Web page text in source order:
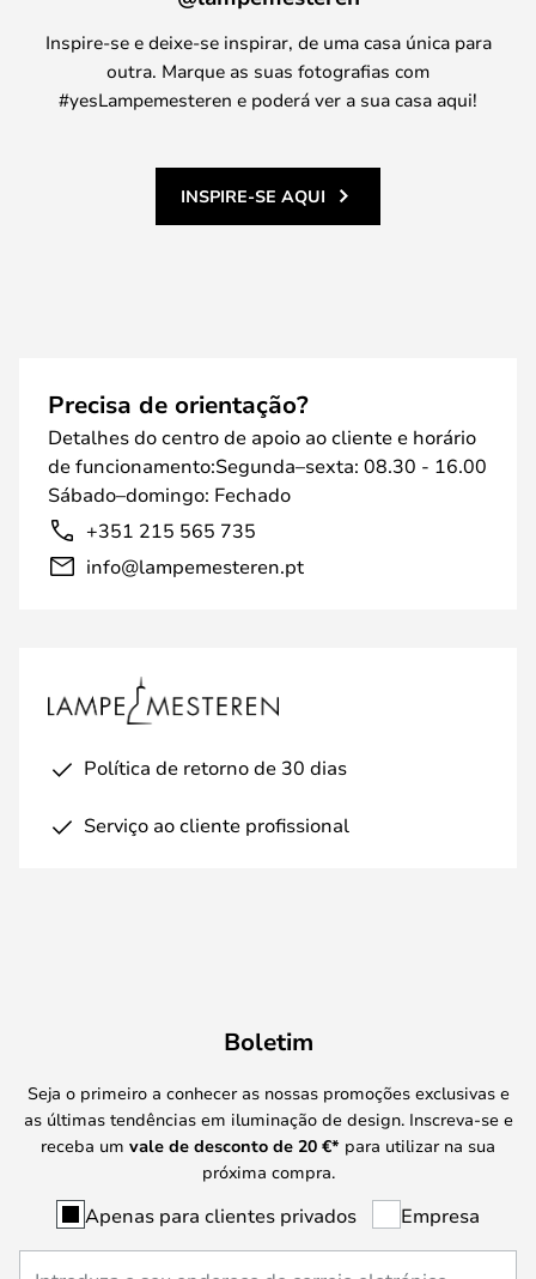
Inspire-se e deixe-se inspirar, de uma casa única para
outra. Marque as suas fotografias com
#yesLampemesteren e poderá ver a sua casa aqui!
INSPIRE-SE AQUI
Precisa de orientação?
Detalhes do centro de apoio ao cliente e horário
de funcionamento:Segunda–sexta: 08.30 - 16.00
Sábado–domingo: Fechado
+351 215 565 735
info@lampemesteren.pt
Política de retorno de 30 dias
Serviço ao cliente profissional
Boletim
Seja o primeiro a conhecer as nossas promoções exclusivas e
as últimas tendências em iluminação de design. Inscreva-se e
receba um vale de desconto de 20 €* para utilizar na sua
próxima compra.
Apenas para clientes privados Empresa